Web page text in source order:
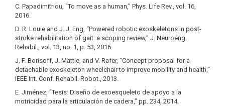
C. Papadimitriou, “To move as a human,” Phys. Life Rev., vol. 16,
2016.
D. R. Louie and J. J. Eng, “Powered robotic exoskeletons in post-
stroke rehabilitation of gait: a scoping review,” J. Neuroeng.
Rehabil., vol. 13, no. 1, p. 53, 2016.
J. F. Borisoff, J. Mattie, and V. Rafer, “Concept proposal for a
detachable exoskeleton wheelchair to improve mobility and health,”
IEEE Int. Conf. Rehabil. Robot., 2013.
E. Jiménez, “Tesis: Diseño de exoesqueleto de apoyo a la
motricidad para la articulación de cadera,” pp. 234, 2014.